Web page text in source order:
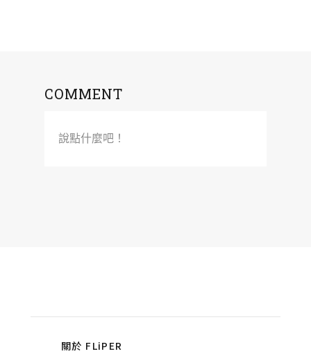
COMMENT
說點什麼吧！
關於 FLiPER